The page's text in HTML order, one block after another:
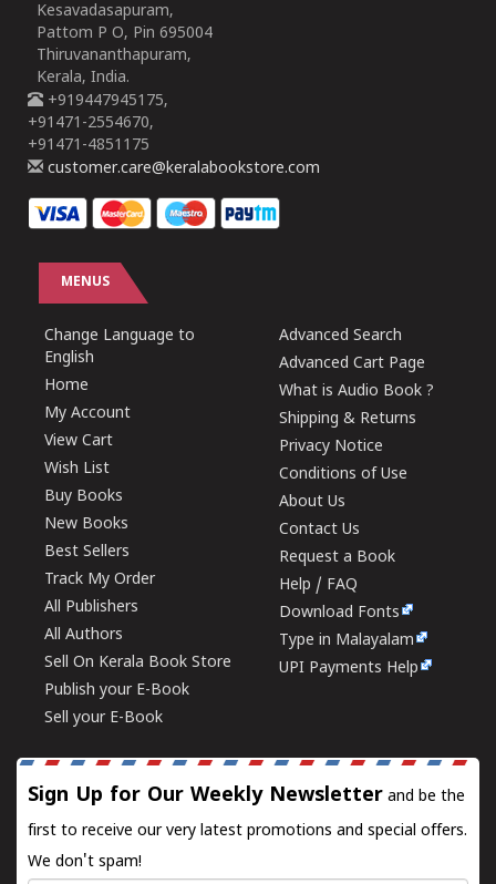
Kesavadasapuram,
Pattom P O, Pin 695004
Thiruvananthapuram,
Kerala, India.
+919447945175,
+91471-2554670,
+91471-4851175
customer.care@keralabookstore.com
MENUS
Change Language to
English
Home
My Account
View Cart
Wish List
Buy Books
New Books
Best Sellers
Track My Order
All Publishers
All Authors
Sell On Kerala Book Store
Publish your E-Book
Sell your E-Book
Advanced Search
Advanced Cart Page
What is Audio Book ?
Shipping & Returns
Privacy Notice
Conditions of Use
About Us
Contact Us
Request a Book
Help / FAQ
Download Fonts
Type in Malayalam
UPI Payments Help
Sign Up for Our Weekly Newsletter and be the
first to receive our very latest promotions and special offers.
We don't spam!